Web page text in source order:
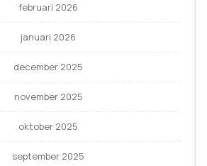
februari 2026
januari 2026
december 2025
november 2025
oktober 2025
september 2025